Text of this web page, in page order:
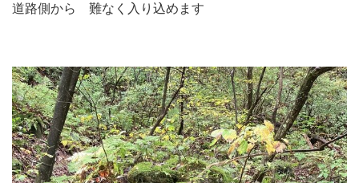
道路側から 難なく入り込めます